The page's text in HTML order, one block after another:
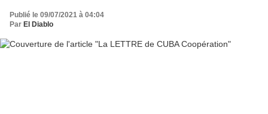
Publié le 09/07/2021 à 04:04
Par El Diablo